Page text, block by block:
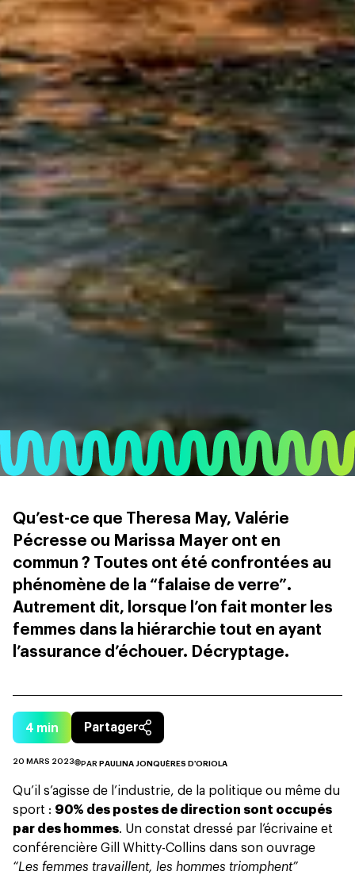
Qu’est-ce que Theresa May, Valérie
Pécresse ou Marissa Mayer ont en
commun ? Toutes ont été confrontées au
phénomène de la “falaise de verre”.
Autrement dit, lorsque l’on fait monter les
femmes dans la hiérarchie tout en ayant
l’assurance d’échouer. Décryptage.
4 min Partager
20 MARS 2023 PAR PAULINA JONQUÈRES D'ORIOLA
Qu’il s’agisse de l’industrie, de la politique ou même du
sport : 90% des postes de direction sont occupés
par des hommes. Un constat dressé par l’écrivaine et
conférencière Gill Whitty-Collins dans son ouvrage
“Les femmes travaillent, les hommes triomphent”